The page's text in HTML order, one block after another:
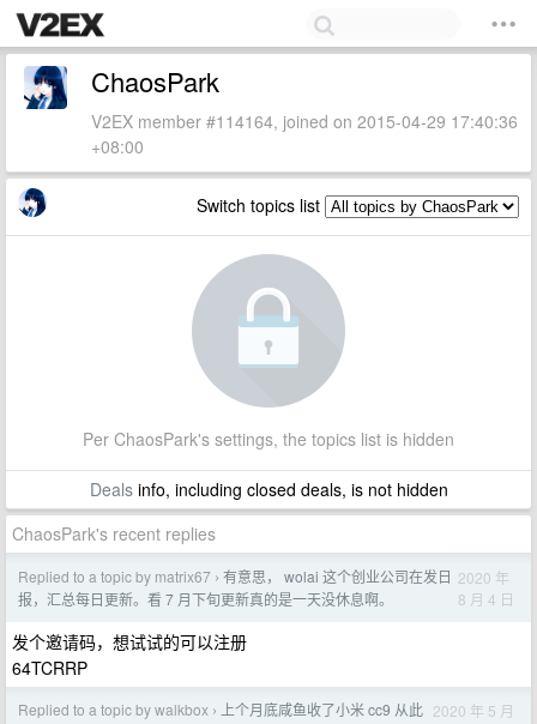
ChaosPark
V2EX member #114164, joined on 2015-04-29 17:40:36
+08:00
Switch topics list
Per ChaosPark's settings, the topics list is hidden
Dealsinfo, including closed deals, is not hidden
ChaosPark's recent replies
Replied to a topic by matrix67 › 有意思， wolai 这个创业公司在发日
报，汇总每日更新。看 7 月下旬更新真的是一天没休息啊。
2020 年
8 月 4 日
发个邀请码，想试试的可以注册
64TCRRP
Replied to a topic by walkbox ›
上个月底咸鱼收了小米 cc9 从此 2020 年 5 月